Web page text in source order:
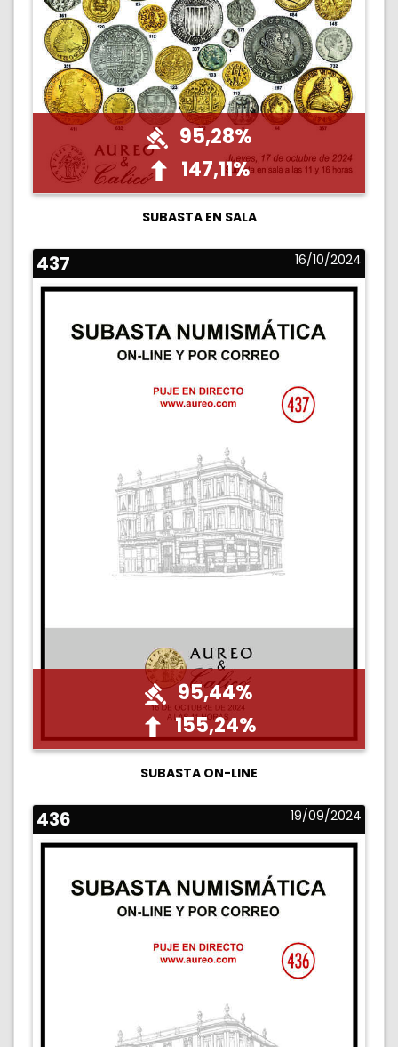
95,28%
147,11%
SUBASTA EN SALA
437 16/10/2024
95,44%
155,24%
SUBASTA ON-LINE
436 19/09/2024